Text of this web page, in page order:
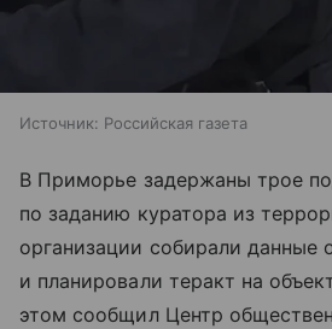
Источник: Российская газета
В Приморье задержаны трое
по заданию куратора из
организации собирали данные
и планировали теракт на
этом сообщил Центр